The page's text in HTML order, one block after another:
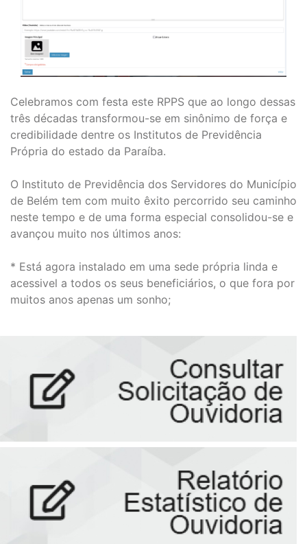
Celebramos com festa este RPPS que ao longo dessas
três décadas transformou-se em sinônimo de força e
credibilidade dentre os Institutos de Previdência
Própria do estado da Paraíba.
O Instituto de Previdência dos Servidores do Município
de Belém tem com muito êxito percorrido seu caminho
neste tempo e de uma forma especial consolidou-se e
avançou muito nos últimos anos:
* Está agora instalado em uma sede própria linda e
acessivel a todos os seus beneficiários, o que fora por
muitos anos apenas um sonho;